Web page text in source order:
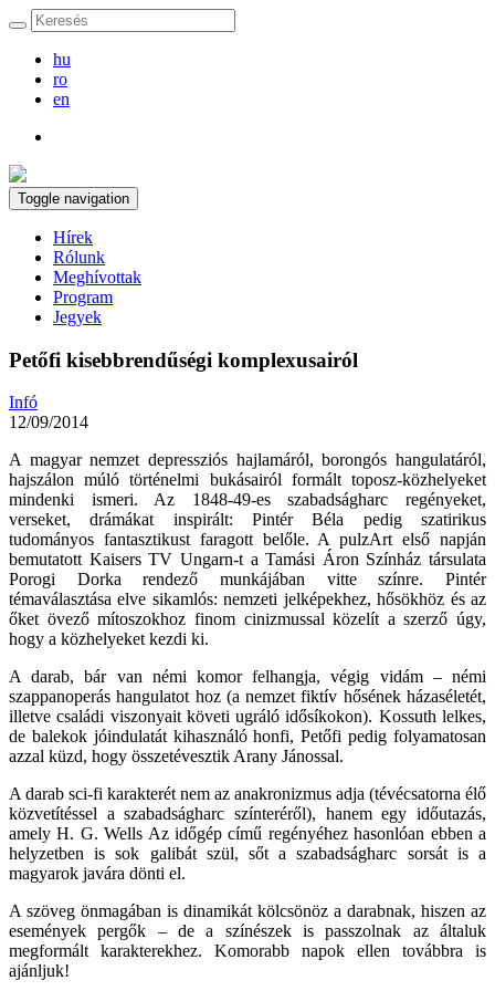
hu
ro
en
Toggle navigation
Hírek
Rólunk
Meghívottak
Program
Jegyek
Petőfi kisebbrendűségi komplexusairól
Infó
12/09/2014
A magyar nemzet depressziós hajlamáról, borongós hangulatáról,
hajszálon múló történelmi bukásairól formált toposz-közhelyeket
mindenki ismeri. Az 1848-49-es szabadságharc regényeket,
verseket, drámákat inspirált: Pintér Béla pedig szatirikus
tudományos fantasztikust faragott belőle. A pulzArt első napján
bemutatott Kaisers TV Ungarn-t a Tamási Áron Színház társulata
Porogi Dorka rendező munkájában vitte színre. Pintér
témaválasztása elve sikamlós: nemzeti jelképekhez, hősökhöz és az
őket övező mítoszokhoz finom cinizmussal közelít a szerző úgy,
hogy a közhelyeket kezdi ki.
A darab, bár van némi komor felhangja, végig vidám – némi
szappanoperás hangulatot hoz (a nemzet fiktív hősének házaséletét,
illetve családi viszonyait követi ugráló idősíkokon). Kossuth lelkes,
de balekok jóindulatát kihasználó honfi, Petőfi pedig folyamatosan
azzal küzd, hogy összetévesztik Arany Jánossal.
A darab sci-fi karakterét nem az anakronizmus adja (tévécsatorna élő
közvetítéssel a szabadságharc színteréről), hanem egy időutazás,
amely H. G. Wells Az időgép című regényéhez hasonlóan ebben a
helyzetben is sok galibát szül, sőt a szabadságharc sorsát is a
magyarok javára dönti el.
A szöveg önmagában is dinamikát kölcsönöz a darabnak, hiszen az
események pergők – de a színészek is passzolnak az általuk
megformált karakterekhez. Komorabb napok ellen továbbra is
ajánljuk!